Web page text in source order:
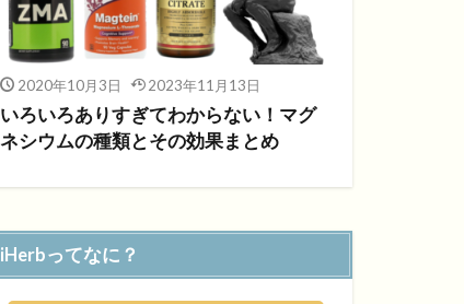
2020年10月3日 2023年11月13日
いろいろありすぎてわからない！マグ
ネシウムの種類とその効果まとめ
iHerbってなに？